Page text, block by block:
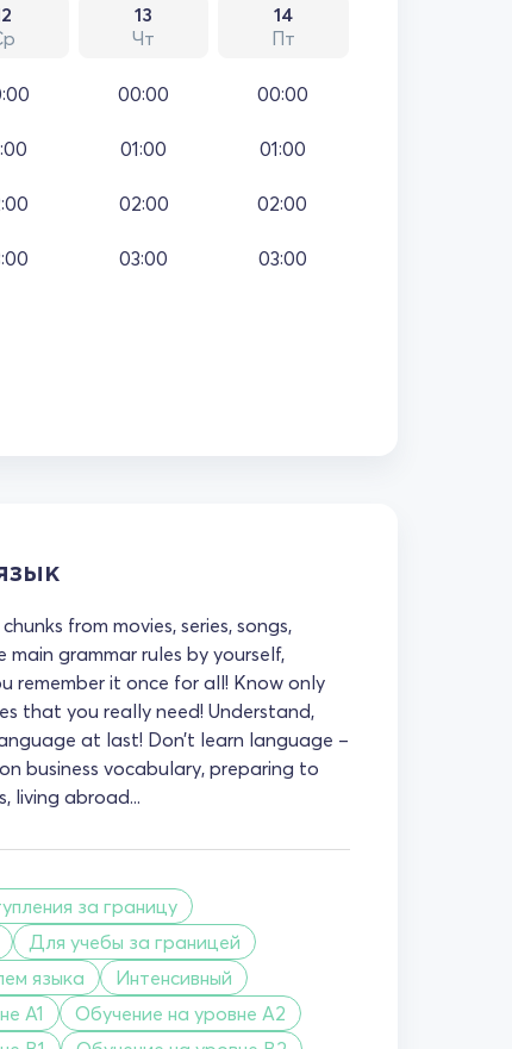
13
Чт
14
Пт
00:00
01:00
02:00
03:00
00:00
01:00
02:00
03:00
from movies, series, songs,
main grammar rules by yourself,
remember it once for all! Know only
that you really need! Understand,
at last! Don’t learn language –
business vocabulary, preparing to
living abroad...
за границу
Для учебы за границей
языка
Интенсивный
A1
Обучение на уровне A2